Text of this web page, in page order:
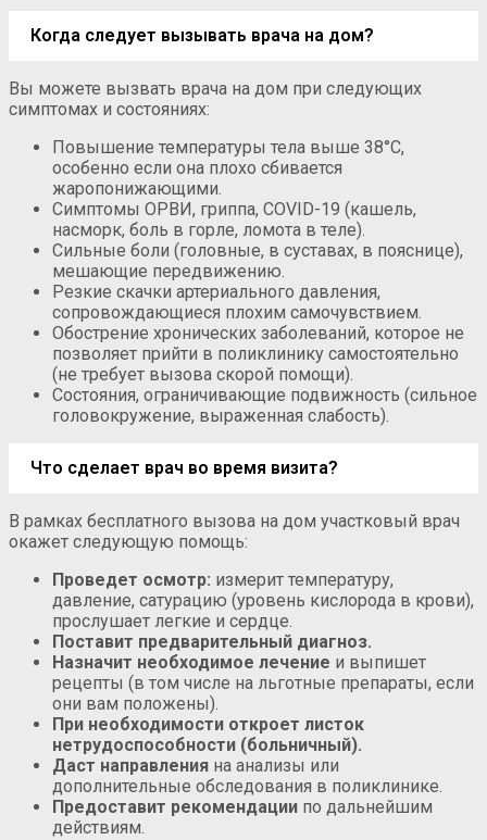
Когда следует вызывать врача на дом?
Вы можете вызвать врача на дом при следующих
симптомах и состояниях:
Повышение температуры тела выше 38°C,
особенно если она плохо сбивается
жаропонижающими.
Симптомы ОРВИ, гриппа, COVID-19 (кашель,
насморк, боль в горле, ломота в теле).
Сильные боли (головные, в суставах, в пояснице),
мешающие передвижению.
Резкие скачки артериального давления,
сопровождающиеся плохим самочувствием.
Обострение хронических заболеваний, которое не
позволяет прийти в поликлинику самостоятельно
(не требует вызова скорой помощи).
Состояния, ограничивающие подвижность (сильное
головокружение, выраженная слабость).
Что сделает врач во время визита?
В рамках бесплатного вызова на дом участковый врач
окажет следующую помощь:
Проведет осмотр: измерит температуру,
давление, сатурацию (уровень кислорода в крови),
прослушает легкие и сердце.
Поставит предварительный диагноз.
Назначит необходимое лечение и выпишет
рецепты (в том числе на льготные препараты, если
они вам положены).
При необходимости откроет листок
нетрудоспособности (больничный).
Даст направления на анализы или
дополнительные обследования в поликлинике.
Предоставит рекомендации по дальнейшим
действиям.